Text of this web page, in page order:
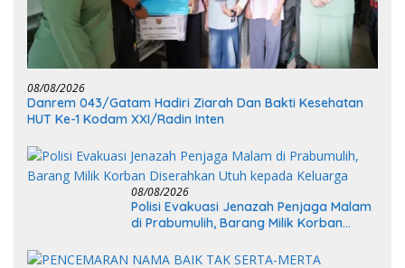
08/08/2026
Danrem 043/Gatam Hadiri Ziarah Dan Bakti Kesehatan
HUT Ke-1 Kodam XXI/Radin Inten
08/08/2026
Polisi Evakuasi Jenazah Penjaga Malam
di Prabumulih, Barang Milik Korban